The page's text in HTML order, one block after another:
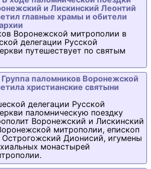
и Лискинский Леонтий
главные храмы и обители
Воронежской митрополии в
делегации Русской
путешествует по святым
Группа паломников Воронежской
христианские святыни
делегации Русской
паломническую поездку
Воронежский и Лискинский
митрополии, епископ
Дионисий, игумены
монастырей